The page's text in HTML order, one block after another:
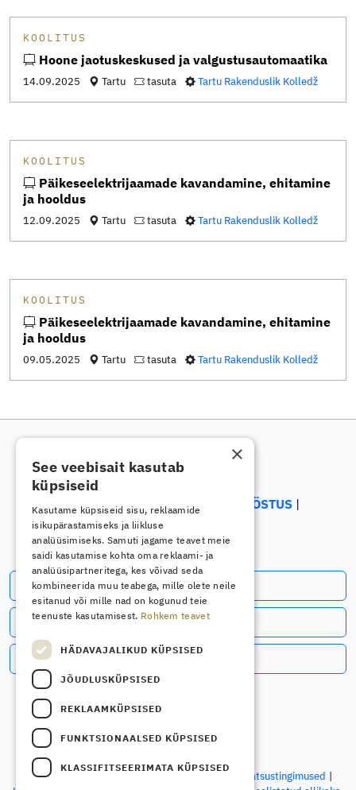
KOOLITUS
Hoone jaotuskeskused ja valgustusautomaatika
14.09.2025 Tartu tasuta Tartu Rakenduslik Kolledž
KOOLITUS
Päikeseelektrijaamade kavandamine, ehitamine
ja hooldus
12.09.2025 Tartu tasuta Tartu Rakenduslik Kolledž
KOOLITUS
Päikeseelektrijaamade kavandamine, ehitamine
ja hooldus
09.05.2025 Tartu tasuta Tartu Rakenduslik Kolledž
ELEKTRIALA
ELEKTROONIKATÖÖSTUS
ENERGEETIKA
Telli uudiskiri
Jälgi meid Facebookis
Kontakt
Privaatsustingimused
×
See veebisait kasutab
küpsiseid
Kasutame küpsiseid sisu, reklaamide
isikupärastamiseks ja liikluse
analüüsimiseks. Samuti jagame teavet meie
saidi kasutamise kohta oma reklaami- ja
analüüsipartneritega, kes võivad seda
kombineerida muu teabega, mille olete neile
esitanud või mille nad on kogunud teie
teenuste kasutamisest. Rohkem teavet
HÄDAVAJALIKUD KÜPSISED
JÕUDLUSKÜPSISED
REKLAAMKÜPSISED
FUNKTSIONAALSED KÜPSISED
KLASSIFITSEERIMATA KÜPSISED